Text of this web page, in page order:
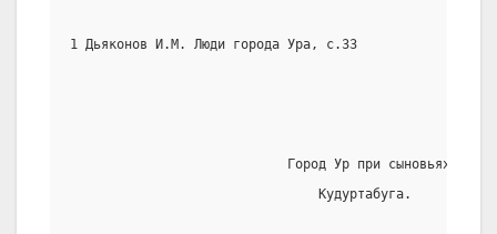
1 Дьяконов И.М. Люди города Ура, с.33
                            Город Ур при сыновьях
                                Кудуртабуга.